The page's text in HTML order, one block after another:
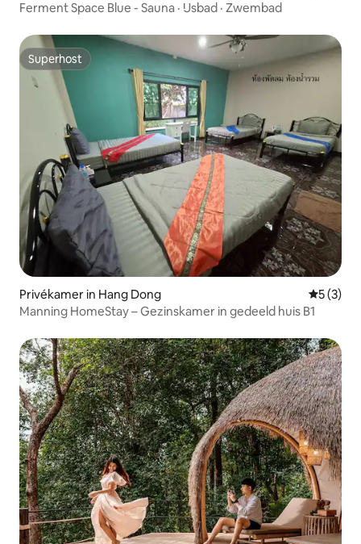
Ferment Space Blue - Sauna · IJsbad · Zwembad
Superhost
Superhost
Privékamer in Hang Dong
5 (3)
Manning HomeStay – Gezinskamer in gedeeld huis B1